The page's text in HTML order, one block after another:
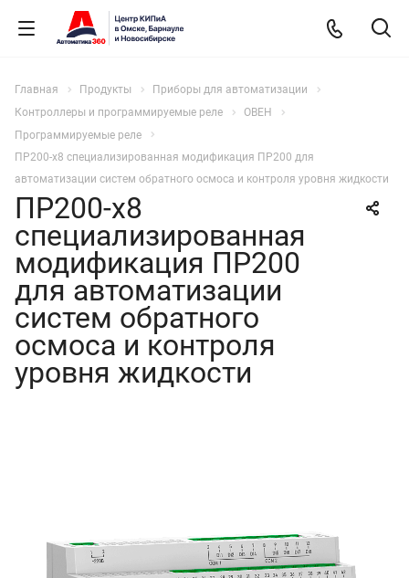
Главная Продукты
Приборы для автоматизации
Контроллеры и программируемые реле
ОВЕН
Программируемые реле
ПР200-х8 специализированная модификация ПР200 для
автоматизации систем обратного осмоса и контроля уровня жидкости
ПР200-х8
специализированная
модификация ПР200
для автоматизации
систем обратного
осмоса и контроля
уровня жидкости